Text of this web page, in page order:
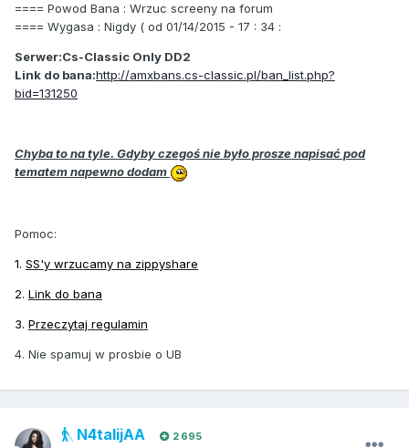
==== Powod Bana : Wrzuc screeny na forum
==== Wygasa : Nigdy ( od 01/14/2015 - 17 : 34 :
Serwer:Cs-Classic Only DD2
Link do bana:http://amxbans.cs-classic.pl/ban_list.php?
bid=131250
Chyba to na tyle. Gdyby czegoś nie było prosze napisać pod
tematem napewno dodam
Pomoc:
1. SS'y wrzucamy na zippyshare
2. Link do bana
3. Przeczytaj regulamin
4. Nie spamuj w prosbie o UB
N4talijAA 2 695